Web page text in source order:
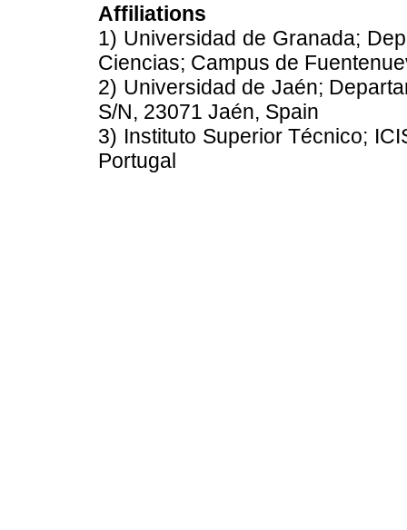
Affiliations
1) Universidad de Granada;
Ciencias; Campus de
2) Universidad de Jaén;
S/N, 23071 Jaén, Spain
3) Instituto Superior Técnico;
Portugal